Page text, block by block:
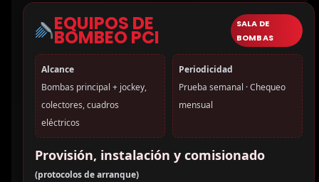
EQUIPOS DE
BOMBEO PCI
SALA DE
BOMBAS
Alcance
Bombas principal + jockey,
colectores, cuadros
eléctricos
Periodicidad
Prueba semanal · Chequeo
mensual
Provisión, instalación y comisionado
(protocolos de arranque)